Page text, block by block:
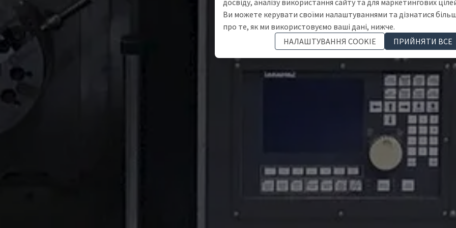
досвіду, аналізу використання сайту та для маркетингових
Ви можете керувати своїми налаштуваннями та дізнатися
про те, як ми використовуємо ваші дані, нижче.
НАЛАШТУВАННЯ COOKIE
ПРИЙНЯТИ ВСЕ